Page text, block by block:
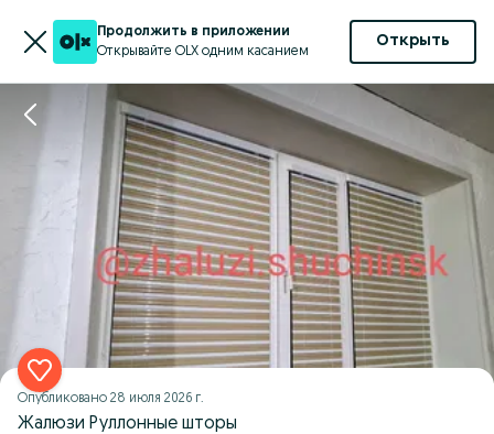
Продолжить в приложении
Открывайте OLX одним касанием
Открыть
Опубликовано 28 июля 2026 г.
Жалюзи Руллонные шторы